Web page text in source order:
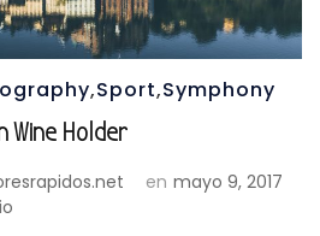
,Sport,Symphony
Wine Holder
en mayo 9, 2017